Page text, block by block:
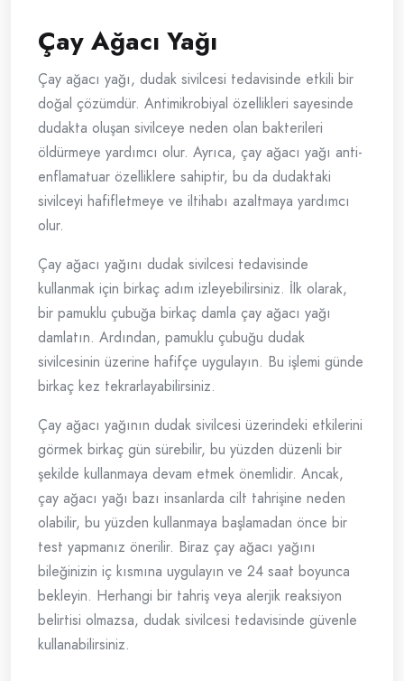
Çay Ağacı Yağı
Çay ağacı yağı, dudak sivilcesi tedavisinde etkili bir
doğal çözümdür. Antimikrobiyal özellikleri sayesinde
dudakta oluşan sivilceye neden olan bakterileri
öldürmeye yardımcı olur. Ayrıca, çay ağacı yağı anti-
enflamatuar özelliklere sahiptir, bu da dudaktaki
sivilceyi hafifletmeye ve iltihabı azaltmaya yardımcı
olur.
Çay ağacı yağını dudak sivilcesi tedavisinde
kullanmak için birkaç adım izleyebilirsiniz. İlk olarak,
bir pamuklu çubuğa birkaç damla çay ağacı yağı
damlatın. Ardından, pamuklu çubuğu dudak
sivilcesinin üzerine hafifçe uygulayın. Bu işlemi günde
birkaç kez tekrarlayabilirsiniz.
Çay ağacı yağının dudak sivilcesi üzerindeki etkilerini
görmek birkaç gün sürebilir, bu yüzden düzenli bir
şekilde kullanmaya devam etmek önemlidir. Ancak,
çay ağacı yağı bazı insanlarda cilt tahrişine neden
olabilir, bu yüzden kullanmaya başlamadan önce bir
test yapmanız önerilir. Biraz çay ağacı yağını
bileğinizin iç kısmına uygulayın ve 24 saat boyunca
bekleyin. Herhangi bir tahriş veya alerjik reaksiyon
belirtisi olmazsa, dudak sivilcesi tedavisinde güvenle
kullanabilirsiniz.